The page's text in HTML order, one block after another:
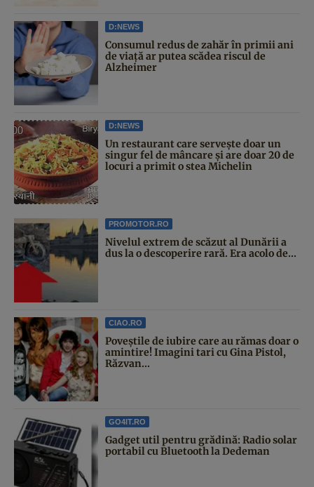
D:NEWS
Consumul redus de zahăr în primii ani
de viață ar putea scădea riscul de
Alzheimer
D:NEWS
Un restaurant care servește doar un
singur fel de mâncare și are doar 20 de
locuri a primit o stea Michelin
PROMOTOR.RO
Nivelul extrem de scăzut al Dunării a
dus la o descoperire rară. Era acolo de...
CIAO.RO
Poveştile de iubire care au rămas doar o
amintire! Imagini tari cu Gina Pistol,
Răzvan...
GO4IT.RO
Gadget util pentru grădină: Radio solar
portabil cu Bluetooth la Dedeman